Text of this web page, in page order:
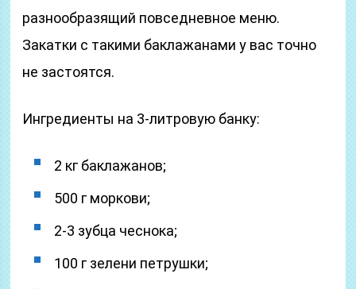
разнообразящий повседневное меню.
Закатки с такими баклажанами у вас точно
не застоятся.
Ингредиенты на 3-литровую банку:
2 кг баклажанов;
500 г моркови;
2-3 зубца чеснока;
100 г зелени петрушки;